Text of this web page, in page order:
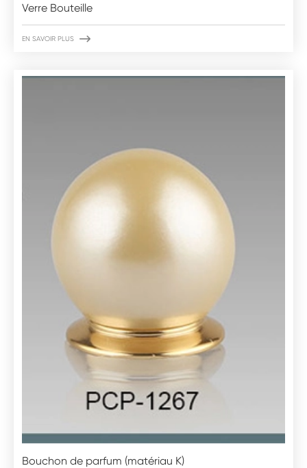
Verre Bouteille
EN SAVOIR PLUS 
Bouchon de parfum (matériau K)